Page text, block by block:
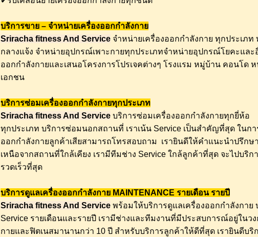
บริการขาย – จำหน่ายเครื่องออกกำลังกาย
Sriracha fitness And Service จำหน่ายเครื่องออกกำลังกาย ทุกประเภ
กลางแจ้ง จำหน่ายอุปกรณ์เพาะกายทุกประเภทจำหน่ายอุปกรณ์โยคะและ
ออกกำลังกายและเสนอโครงการโปรเจคต่างๆ โรงแรม หมู่บ้าน คอนโด
เอกชน
บริการซ่อมเครื่องออกกำลังกายทุกประเภท
Sriracha fitness And Service บริการซ่อมเครื่องออกกำลังกายทุกยี่ห้อ
ทุกประเภท บริการซ่อมนอกสถานที่ เราเน้น Service เป็นสำคัญที่สุด ในกา
ออกกำลังกายลูกค้าเสียสามารถโทรสอบถาม เรายินดีให้คำแนะนำปรึก
เหนือจากสถานที่ใกล้เคียง เรามีทีมช่าง Service ใกล้ลูกค้าที่สุด จะไปบริก
รวดเร็วที่สุด
บริการดูแลเครื่องออกกำลังกาย MAINTENANCE รายเดือน รายปี
Sriracha fitness And Service พร้อมให้บริการดูแลเครื่องออกกำลังกาย
Service รายเดือนและรายปี เรามีช่างและทีมงานที่มีประสบการณ์อยู่ในวง
กายและฟิตเนสมานานกว่า 10 ปี สำหรับบริการลูกค้าให้ดีที่สุด เรายินดีบริ